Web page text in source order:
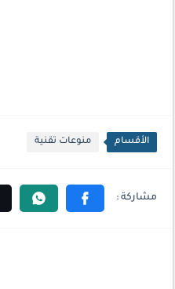
الأقسام منوعات تقنية